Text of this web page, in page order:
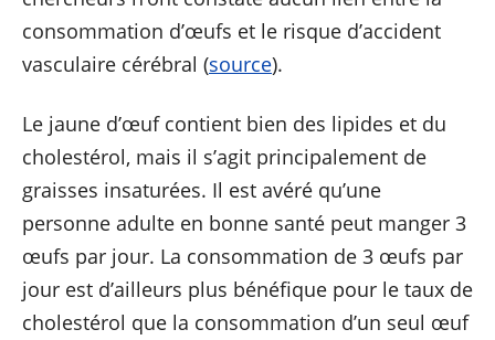
consommation d’œufs et le risque d’accident
vasculaire cérébral (source).
Le jaune d’œuf contient bien des lipides et du
cholestérol, mais il s’agit principalement de
graisses insaturées. Il est avéré qu’une
personne adulte en bonne santé peut manger 3
œufs par jour. La consommation de 3 œufs par
jour est d’ailleurs plus bénéfique pour le taux de
cholestérol que la consommation d’un seul œuf